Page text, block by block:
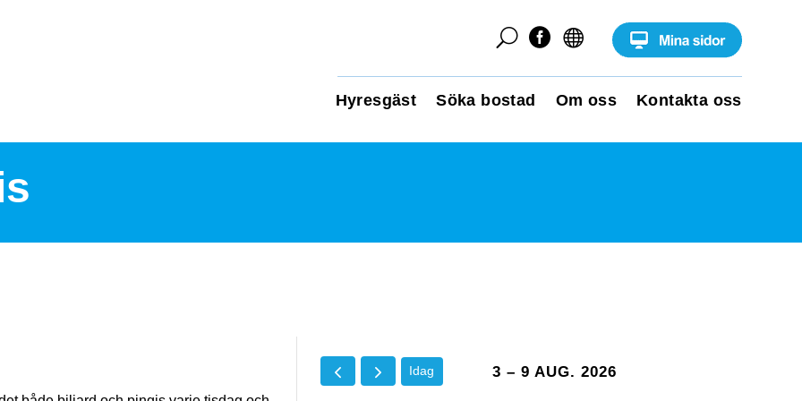


U
Hyresgäst Söka bostad Om oss Kontakta oss
Idag 3 – 9 AUG. 2026